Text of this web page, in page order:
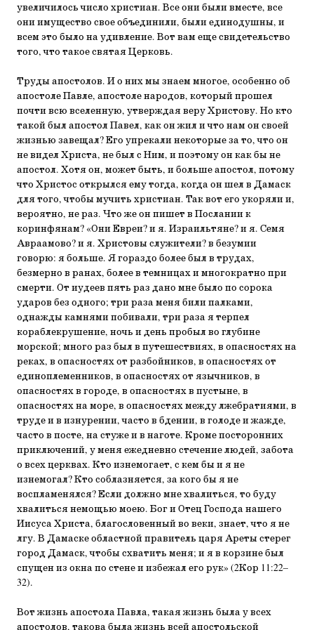
увеличилось число христиан. Все они были вместе, все
они имущество свое объединили, были единодушны, и
всем это было на удивление. Вот вам еще свидетельство
того, что такое святая Церковь.
Труды апостолов. И о них мы знаем многое, особенно об
апостоле Павле, апостоле народов, который прошел
почти всю вселенную, утверждая веру Христову. Но кто
такой был апостол Павел, как он жил и что нам он своей
жизнью завещал? Его упрекали некоторые за то, что он
не видел Христа, не был с Ним, и поэтому он как бы не
апостол. Хотя он, может быть, и больше апостол, потому
что Христос открылся ему тогда, когда он шел в Дамаск
для того, чтобы мучить христиан. Так вот его укоряли и,
вероятно, не раз. Что же он пишет в Послании к
коринфянам? «Они Евреи? и я. Израильтяне? и я. Семя
Авраамово? и я. Христовы служители? в безумии
говорю: я больше. Я гораздо более был в трудах,
безмерно в ранах, более в темницах и многократно при
смерти. От иудеев пять раз дано мне было по сорока
ударов без одного; три раза меня били палками,
однажды камнями побивали, три раза я терпел
кораблекрушение, ночь и день пробыл во глубине
морской; много раз был в путешествиях, в опасностях на
реках, в опасностях от разбойников, в опасностях от
единоплеменников, в опасностях от язычников, в
опасностях в городе, в опасностях в пустыне, в
опасностях на море, в опасностях между лжебратиями, в
труде и в изнурении, часто в бдении, в голоде и жажде,
часто в посте, на стуже и в наготе. Кроме посторонних
приключений, у меня ежедневно стечение людей, забота
о всех церквах. Кто изнемогает, с кем бы и я не
изнемогал? Кто соблазняется, за кого бы я не
воспламенялся? Если должно мне хвалиться, то буду
хвалиться немощью моею. Бог и Отец Господа нашего
Иисуса Христа, благословенный во веки, знает, что я не
лгу. В Дамаске областной правитель царя Ареты стерег
город Дамаск, чтобы схватить меня; и я в корзине был
спущен из окна по стене и избежал его рук» (2Кор 11:22–
32).
Вот жизнь апостола Павла, такая жизнь была у всех
апостолов, такова была жизнь всей апостольской